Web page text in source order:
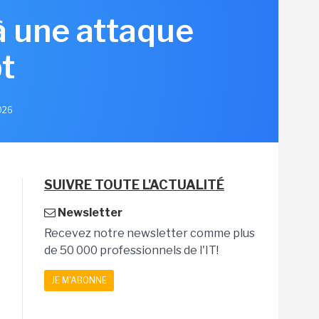
une attaque
SUIVRE TOUTE L'ACTUALITÉ
Newsletter
Recevez notre newsletter comme plus
de 50 000 professionnels de l'IT!
JE M'ABONNE